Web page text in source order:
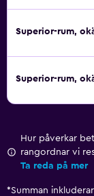
Superior-rum,
Superior-rum,
Hur påverkar
rangordnar vi
Ta reda på mer
*Summan